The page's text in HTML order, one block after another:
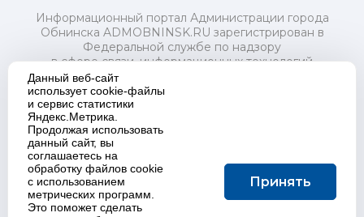
Информационный портал Администрации города
Обнинска ADMOBNINSK.RU зарегистрирован в
Федеральной службе по надзору
в сфере связи, информационных технологий
и массовых коммуникаций (Роскомнадзор) 24 июля
2018 года.
Свидетельство о регистрации Эл № ФС77-73321
Учредитель: Администрация (исполнительно-
распорядительный орган) городского округа "Город
Обнинск". Главный редактор: Байкова Е.А.
Адрес электронной почты Редакции:
redactor@admobninsk.ru
Телефон Редакции: +7 (484) 395-85-85
Данный веб-сайт
использует cookie-файлы
и сервис статистики
Яндекс.Метрика.
Продолжая использовать
данный сайт, вы
соглашаетесь на
обработку файлов cookie
с использованием
метрических программ.
Это поможет сделать
Принять